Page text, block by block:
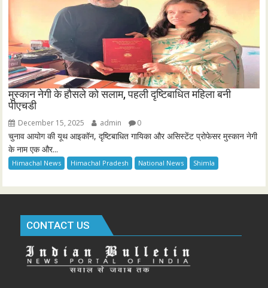
मुस्कान नेगी के हौसले को सलाम, पहली दृष्टिबाधित महिला बनी
पीएचडी
December 15, 2025 admin 0
चुनाव आयोग की यूथ आइकॉन, दृष्टिबाधित गायिका और असिस्टेंट प्रोफेसर मुस्कान नेगी
के नाम एक और...
Himachal News Himachal Pradesh National News Shimla
CONTACT US